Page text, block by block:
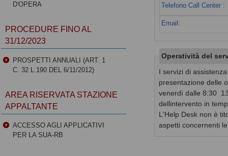
Telefono Call Center :
Email:
Operatività del
I servizi di
presentazione delle
venerdì dalle 8:30 
dellintervento in
L'Help Desk non è
aspetti concernenti
D'OPERA
PROCEDURE FINO AL
31/12/2023
PROSPETTI ANNUALI (ART. 1
C. 32 L.190 DEL 6/11/2012)
AREA RISERVATA STAZIONE
APPALTANTE
ACCESSO AGLI APPLICATIVI
PER LA SUA-RB